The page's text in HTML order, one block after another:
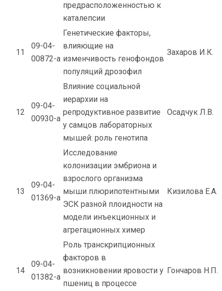
предрасположенностью к
каталепсии
11
09-04-
00872-а
Генетические факторы,
влияющие на
изменчивость генофондов
популяций дрозофил
Захаров И.К.
12
09-04-
00930-а
Влияние социальной
иерархии на
репродуктивное развитие
у самцов лабораторных
мышей: роль генотипа
Осадчук Л.В.
13
09-04-
01369-а
Исследование
колонизации эмбриона и
взрослого организма
мыши плюрипотентными
ЭСК разной плоидности на
модели инъекционных и
агрегационных химер
Кизилова Е.А.
14
09-04-
01382-а
Роль транскрипционных
факторов в
возникновении яровости у
пшениц в процессе
Гончаров Н.П.